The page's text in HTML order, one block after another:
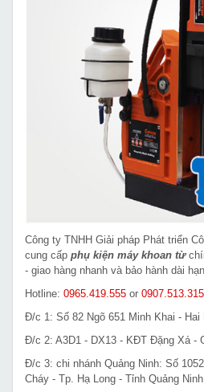
Công ty TNHH Giải pháp Phát triển
cung cấp phụ kiện máy khoan từ
- giao hàng nhanh và bảo hành dài hạn.
Hotline: 0965.419.555 or 0907.513.315
Đ/c 1: Số 82 Ngõ 651 Minh Khai - Hai
Đ/c 2: A3D1 - DX13 - KĐT Đặng Xá -
Đ/c 3: chi nhánh Quảng Ninh: Số
Cháy - Tp. Hạ Long - Tỉnh Quảng Ninh